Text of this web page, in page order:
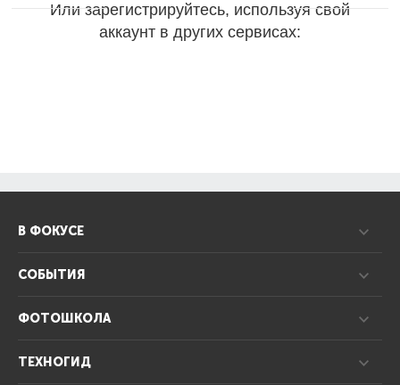
Или зарегистрируйтесь, используя свой
аккаунт в других сервисах:
В ФОКУСЕ
СОБЫТИЯ
ФОТОШКОЛА
ТЕХНОГИД